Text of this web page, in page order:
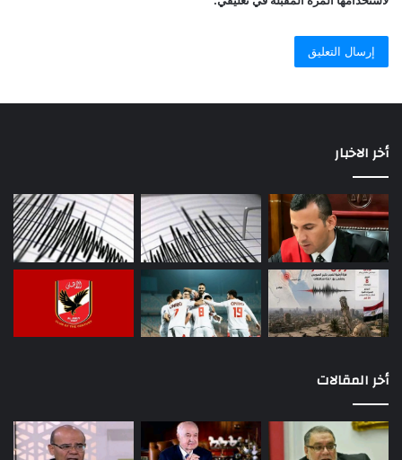
أخر الاخبار
أخر المقالات